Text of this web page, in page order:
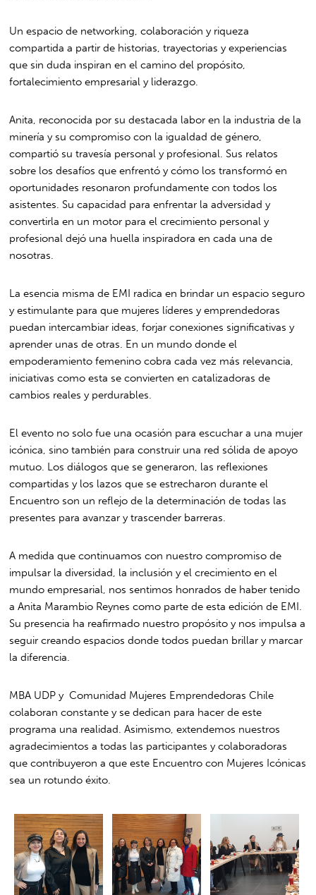
Un espacio de networking, colaboración y riqueza
compartida a partir de historias, trayectorias y experiencias
que sin duda inspiran en el camino del propósito,
fortalecimiento empresarial y liderazgo.
Anita, reconocida por su destacada labor en la industria de la
minería y su compromiso con la igualdad de género,
compartió su travesía personal y profesional. Sus relatos
sobre los desafíos que enfrentó y cómo los transformó en
oportunidades resonaron profundamente con todos los
asistentes. Su capacidad para enfrentar la adversidad y
convertirla en un motor para el crecimiento personal y
profesional dejó una huella inspiradora en cada una de
nosotras.
La esencia misma de EMI radica en brindar un espacio seguro
y estimulante para que mujeres líderes y emprendedoras
puedan intercambiar ideas, forjar conexiones significativas y
aprender unas de otras. En un mundo donde el
empoderamiento femenino cobra cada vez más relevancia,
iniciativas como esta se convierten en catalizadoras de
cambios reales y perdurables.
El evento no solo fue una ocasión para escuchar a una mujer
icónica, sino también para construir una red sólida de apoyo
mutuo. Los diálogos que se generaron, las reflexiones
compartidas y los lazos que se estrecharon durante el
Encuentro son un reflejo de la determinación de todas las
presentes para avanzar y trascender barreras.
A medida que continuamos con nuestro compromiso de
impulsar la diversidad, la inclusión y el crecimiento en el
mundo empresarial, nos sentimos honrados de haber tenido
a Anita Marambio Reynes como parte de esta edición de EMI.
Su presencia ha reafirmado nuestro propósito y nos impulsa a
seguir creando espacios donde todos puedan brillar y marcar
la diferencia.
MBA UDP y Comunidad Mujeres Emprendedoras Chile
colaboran constante y se dedican para hacer de este
programa una realidad. Asimismo, extendemos nuestros
agradecimientos a todas las participantes y colaboradoras
que contribuyeron a que este Encuentro con Mujeres Icónicas
sea un rotundo éxito.